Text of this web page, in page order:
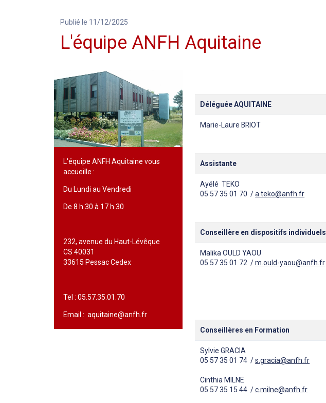
Publié le 11/12/2025
L'équipe ANFH Aquitaine
L'équipe ANFH Aquitaine vous
accueille :
Du Lundi au Vendredi
De 8 h 30 à 17 h 30
232, avenue du Haut-Lévêque
CS 40031
33615 Pessac Cedex
Tel : 05.57.35.01.70
Email : aquitaine@anfh.fr
Déléguée AQUITAINE
Marie-Laure BRIOT
Assistante
Ayélé TEKO
05 57 35 01 70 /a.teko@anfh.fr
Conseillère en dispositifs individuels
Malika OULD YAOU
05 57 35 01 72 /m.ould-yaou@anfh.fr
Conseillères en Formation
Sylvie GRACIA
05 57 35 01 74 /s.gracia@anfh.fr
Cinthia MILNE
05 57 35 15 44 /c.milne@anfh.fr